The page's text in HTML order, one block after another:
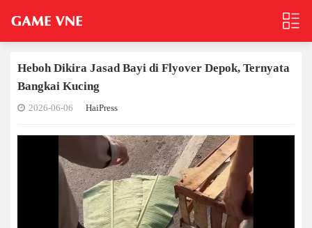
Heboh Dikira Jasad Bayi di Flyover Depok, Ternyata
Bangkai Kucing
2026-06-06 HaiPress